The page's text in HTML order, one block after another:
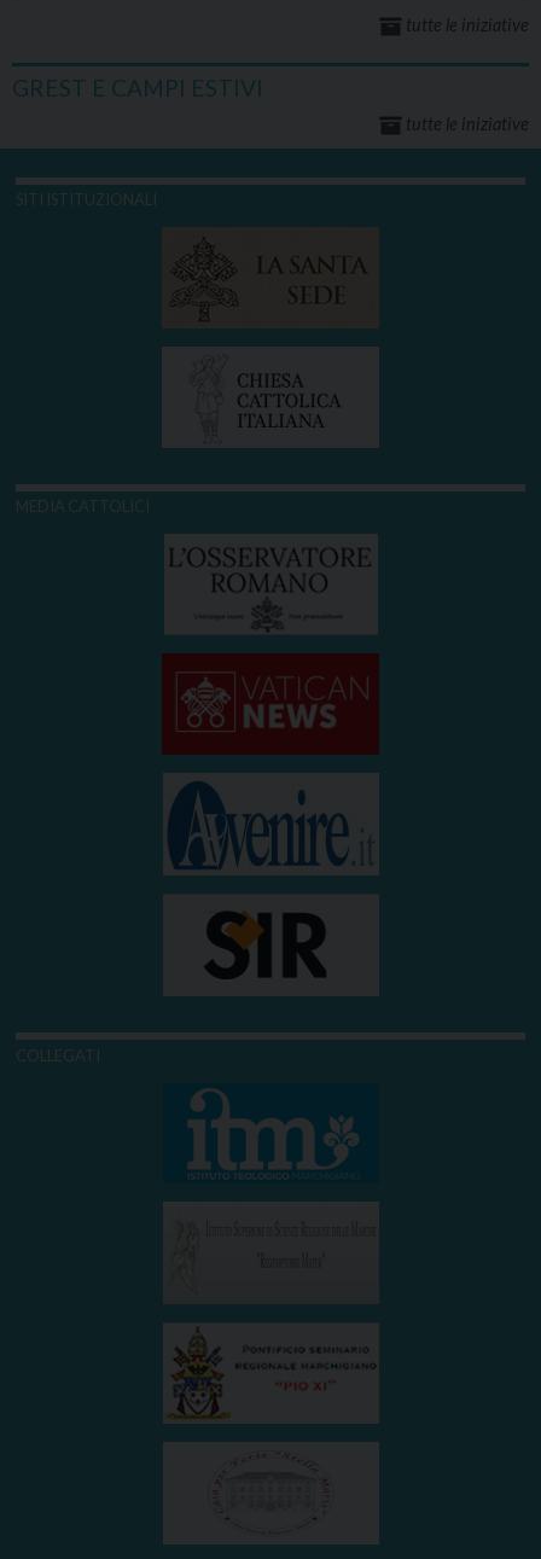
tutte le iniziative
GREST E CAMPI ESTIVI
tutte le iniziative
SITI ISTITUZIONALI
MEDIA CATTOLICI
COLLEGATI